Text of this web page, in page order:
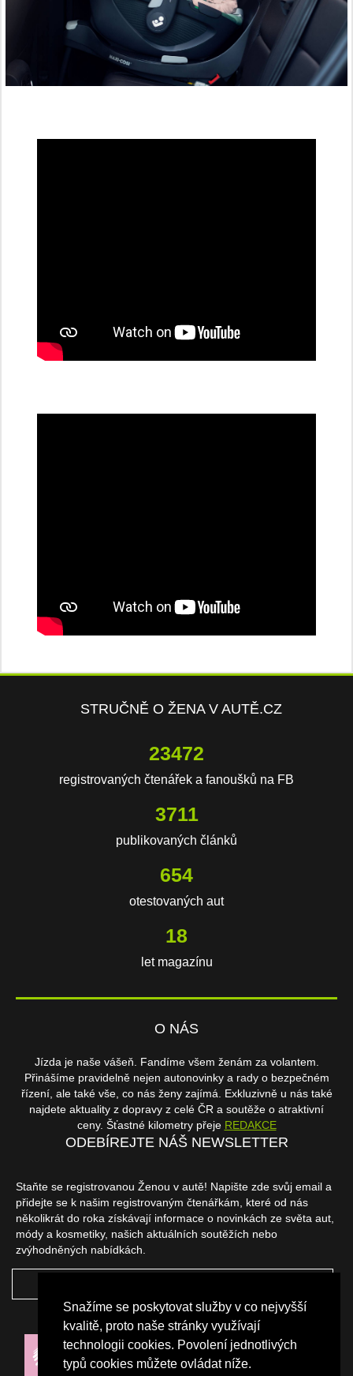
Snažíme se poskytovat služby v co nejvyšší
kvalitě, proto naše stránky využívají
technologii cookies. Povolení jednotlivých
typů cookies můžete ovládat níže.
STRUČNĚ O ŽENA V AUTĚ.CZ
23472
registrovaných čtenářek a fanoušků na FB
3711
publikovaných článků
654
otestovaných aut
18
let magazínu
O NÁS
Jízda je naše vášeň. Fandíme všem ženám za volantem.
Přinášíme pravidelně nejen autonovinky a rady o bezpečném
řízení, ale také vše, co nás ženy zajímá. Exkluzivně u nás také
najdete aktuality z dopravy z celé ČR a soutěže o atraktivní
ceny. Šťastné kilometry přeje REDAKCE
ODEBÍREJTE NÁŠ NEWSLETTER
Staňte se registrovanou Ženou v autě! Napište zde svůj email a
přidejte se k našim registrovaným čtenářkám, které od nás
několikrát do roka získávají informace o novinkách ze světa aut,
módy a kosmetiky, našich aktuálních soutěžích nebo
zvýhodněných nabídkách.
NAŠI PARTNEŘI